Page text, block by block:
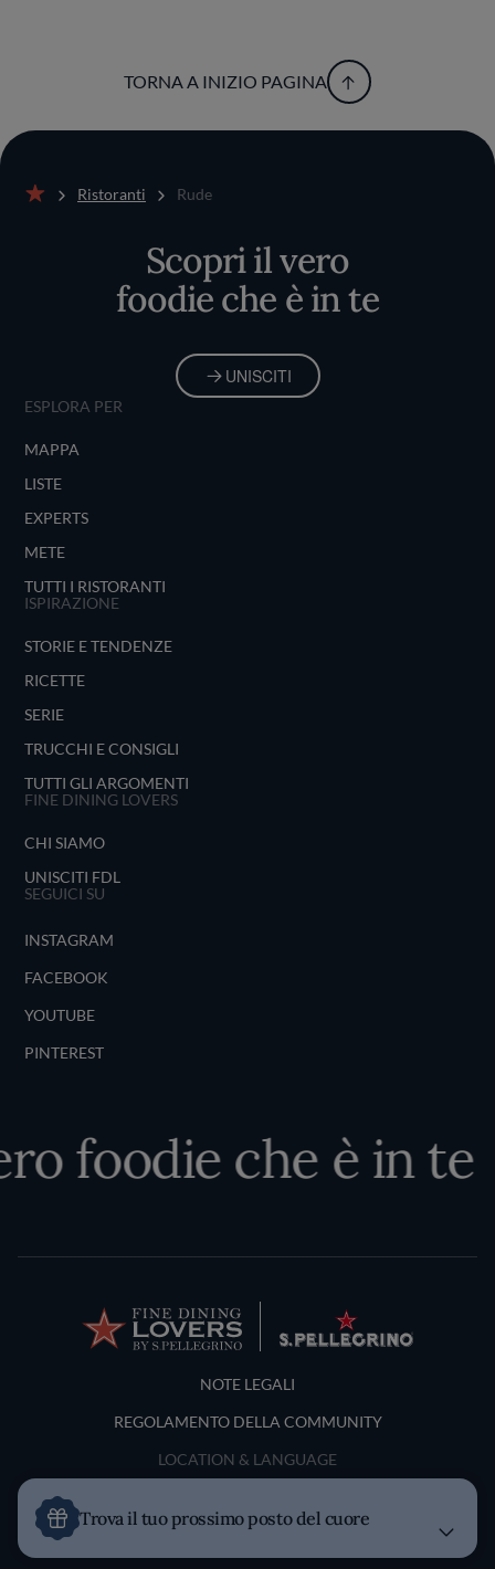
TORNA A INIZIO PAGINA
Ristoranti Rude
Scopri il vero
foodie che è in te
UNISCITI
ESPLORA PER
MAPPA
LISTE
EXPERTS
METE
TUTTI I RISTORANTI
ISPIRAZIONE
STORIE E TENDENZE
RICETTE
SERIE
TRUCCHI E CONSIGLI
TUTTI GLI ARGOMENTI
FINE DINING LOVERS
CHI SIAMO
UNISCITI FDL
SEGUICI SU
INSTAGRAM
FACEBOOK
YOUTUBE
PINTEREST
foodie che è in te
Terms and Conditions
NOTE LEGALI
REGOLAMENTO DELLA COMMUNITY
LOCATION & LANGUAGE
Trova il tuo prossimo posto del cuore